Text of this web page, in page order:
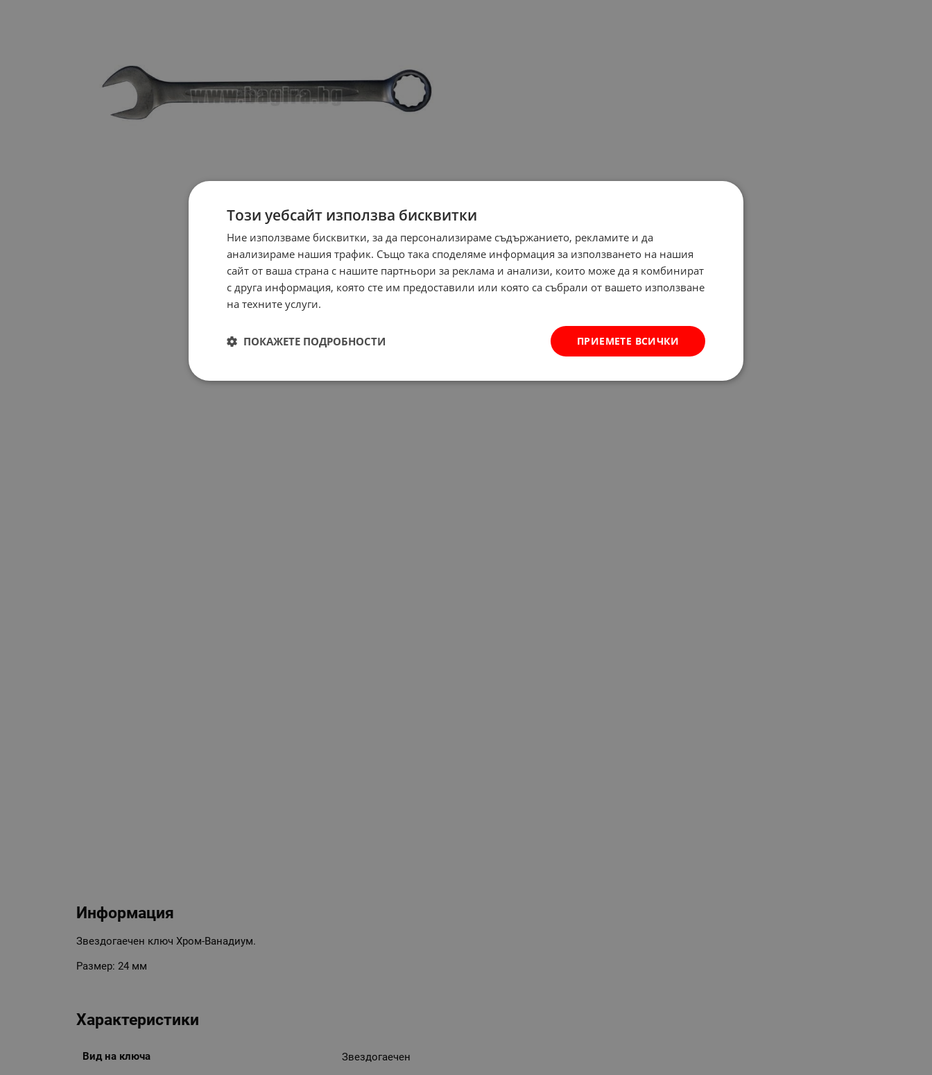
Информация
Звездогаечен ключ Хром-Ванадиум.
Размер: 24 мм
Характеристики
Вид на ключа Звездогаечен
Този уебсайт използва бисквитки
Ние използваме бисквитки, за да персонализираме съдържанието, рекламите и да
анализираме нашия трафик. Също така споделяме информация за използването на нашия
сайт от ваша страна с нашите партньори за реклама и анализи, които може да я комбинират
с друга информация, която сте им предоставили или която са събрали от вашето използване
на техните услуги.
ПРИЕМЕТЕ ВСИЧКИ
ПОКАЖЕТЕ ПОДРОБНОСТИ